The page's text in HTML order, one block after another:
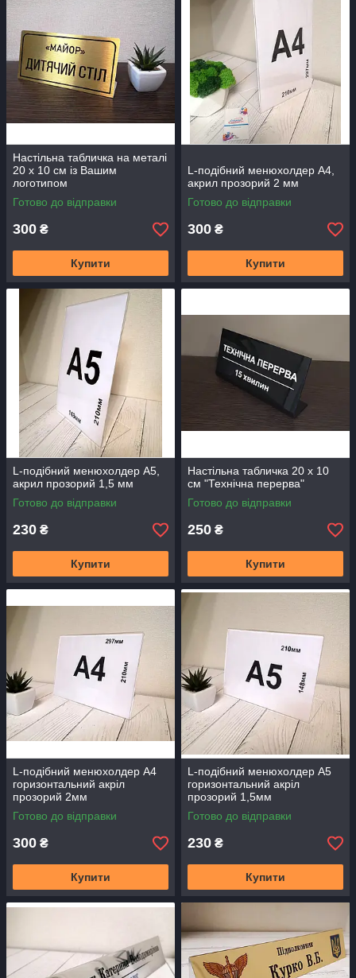
Настільна табличка на металі
20 х 10 см із Вашим
логотипом
Готово до відправки
300 ₴
Купити
L-подібний менюхолдер А4,
акрил прозорий 2 мм
Готово до відправки
300 ₴
Купити
L-подібний менюхолдер А5,
акрил прозорий 1,5 мм
Готово до відправки
230 ₴
Купити
Настільна табличка 20 х 10
см "Технічна перерва"
Готово до відправки
250 ₴
Купити
L-подібний менюхолдер А4
горизонтальний акріл
прозорий 2мм
Готово до відправки
300 ₴
Купити
L-подібний менюхолдер А5
горизонтальний акріл
прозорий 1,5мм
Готово до відправки
230 ₴
Купити